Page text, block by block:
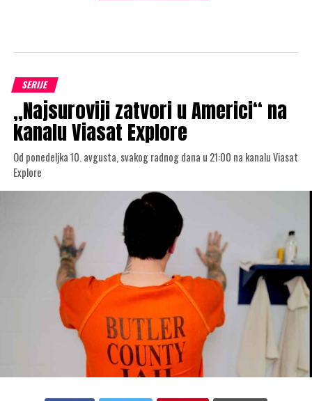
SERIJE
„Najsuroviji zatvori u Americi“ na
kanalu Viasat Explore
Od ponedeljka 10. avgusta, svakog radnog dana u 21:00 na kanalu Viasat
Explore